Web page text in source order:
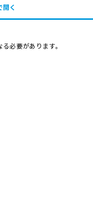
開く
必要があります。